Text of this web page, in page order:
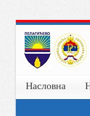
Насловна